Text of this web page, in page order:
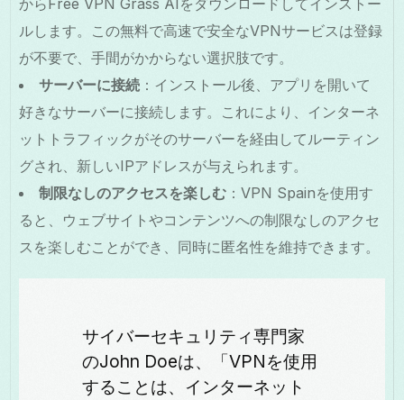
ルします。この無料で高速で安全なVPNサービスは登録
が不要で、手間がかからない選択肢です。
サーバーに接続 ：インストール後、アプリを開いて
好きなサーバーに接続します。これにより、インターネ
ットトラフィックがそのサーバーを経由してルーティン
グされ、新しいIPアドレスが与えられます。
制限なしのアクセスを楽しむ ：VPN Spainを使用す
ると、ウェブサイトやコンテンツへの制限なしのアクセ
スを楽しむことができ、同時に匿名性を維持できます。
サイバーセキュリティ専門家
のJohn Doeは、「VPNを使用
することは、インターネット